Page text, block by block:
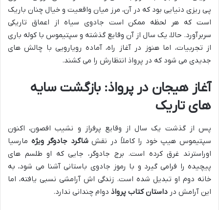
پی ریزی دنیایی بود که در آن، مرز میان واقعیت و خیال چنان باریک
است که هر لحظه ممکن است جادوی سیاه از اعماق تاریکی
سربرآورد. حالا، یک سال از آن وقایع گذشته و سپتیموس با کوله باری
از تجربیات، اما هنوز در آغاز راه، آماده رویارویی با چالش های
جدیدی می شود که در پرواذ انتظارش را می کشند.
آغاز هیجان در پرواذ: بازگشت سایه
های تاریک
پس از گذشت یک سال از وقایع پرفراز و نشیب افصون، اکنون
سپتیموس هیپ خود را کاملاً در نقششاگرد جادوگر ویژه مارسیا
اوراسترند غرق کرده است. برج جادوگر، جایی که او طلسم های
پیچیده را فرامی گیرد و با رموز جادوی باستانی آشنا می شود، به
خانه دوم او تبدیل شده است. زندگی اش آرامشی نسبی یافته، اما
این آرامش در داستان کتاب پرواذ دوام چندانی ندارد.